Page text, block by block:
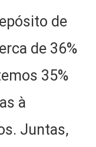
de
de 36%
35%
à
Juntas,